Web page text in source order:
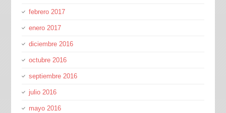
febrero 2017
enero 2017
diciembre 2016
octubre 2016
septiembre 2016
julio 2016
mayo 2016